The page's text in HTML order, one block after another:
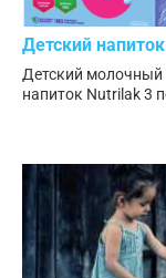
Детский
Детский
напиток Nutrilak 3